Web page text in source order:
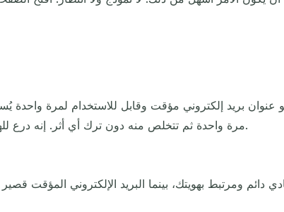
هو عنوان بريد إلكتروني مؤقت وقابل للاستخدام لمرة
مرة واحدة ثم تتخلص منه دون ترك أي أثر. إنه درع للهوية للأنشطة الحساسة للخصوصية مثل الرد على الإعلانات المبوبة أو الاشتراك في التجارب.
دائم ومرتبط بهويتك، بينما البريد الإلكتروني